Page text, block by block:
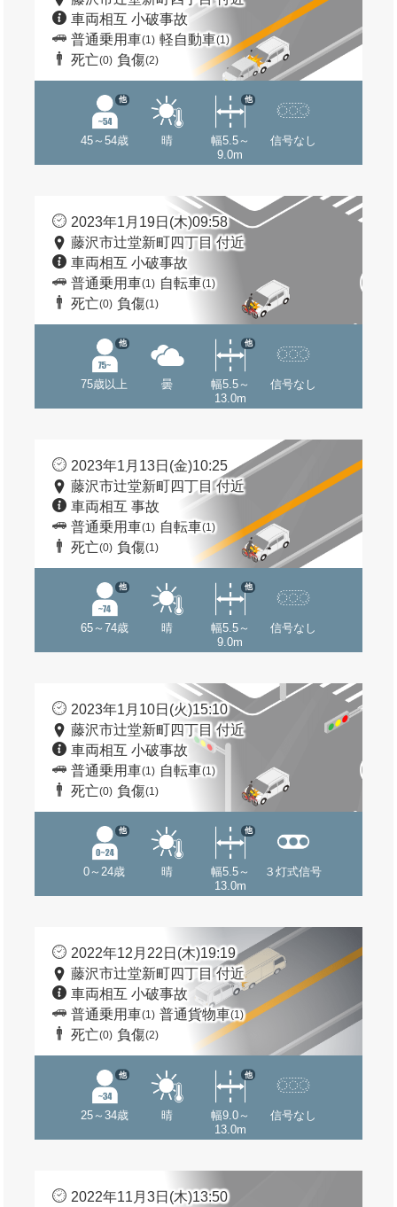
車両相互 小破事故
普通乗用車(1) 軽自動車(1)
死亡(0) 負傷(2)
45～54歳
他
晴
幅5.5～
9.0m
他
信号なし
2023年1月19日(木)09:58
藤沢市辻堂新町四丁目 付近
車両相互 小破事故
普通乗用車(1) 自転車(1)
死亡(0) 負傷(1)
75歳以上
他
曇
幅5.5～
13.0m
他
信号なし
2023年1月13日(金)10:25
藤沢市辻堂新町四丁目 付近
車両相互 事故
普通乗用車(1) 自転車(1)
死亡(0) 負傷(1)
65～74歳
他
晴
幅5.5～
9.0m
他
信号なし
2023年1月10日(火)15:10
藤沢市辻堂新町四丁目 付近
車両相互 小破事故
普通乗用車(1) 自転車(1)
死亡(0) 負傷(1)
0～24歳
他
晴
幅5.5～
13.0m
他
３灯式信号
2022年12月22日(木)19:19
藤沢市辻堂新町四丁目 付近
車両相互 小破事故
普通乗用車(1) 普通貨物車(1)
死亡(0) 負傷(2)
25～34歳
他
晴
幅9.0～
13.0m
他
信号なし
2022年11月3日(木)13:50